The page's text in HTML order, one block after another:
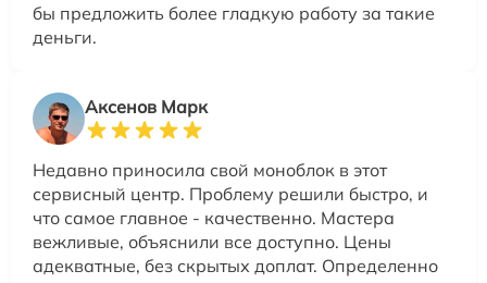
бы предложить более гладкую работу за такие
деньги.
Аксенов Марк
Недавно приносила свой моноблок в этот
сервисный центр. Проблему решили быстро, и
что самое главное - качественно. Мастера
вежливые, объяснили все доступно. Цены
адекватные, без скрытых доплат. Определенно